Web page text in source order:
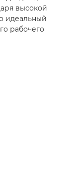
высокой
идеальный
рабочего